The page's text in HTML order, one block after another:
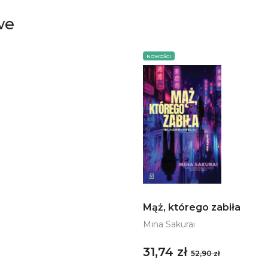
NOWOŚCI
Mąż, którego zabiła
Mina Sakurai
31,74 zł 52,90 zł